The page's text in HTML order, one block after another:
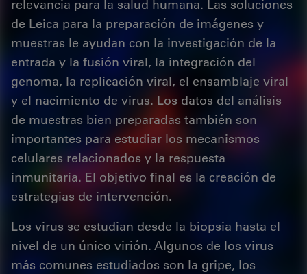
relevancia para la salud humana. Las soluciones
de Leica para la preparación de imágenes y
muestras le ayudan con la investigación de la
entrada y la fusión viral, la integración del
genoma, la replicación viral, el ensamblaje viral
y el nacimiento de virus. Los datos del análisis
de muestras bien preparadas también son
importantes para estudiar los mecanismos
celulares relacionados y la respuesta
inmunitaria. El objetivo final es la creación de
estrategias de intervención.
Los virus se estudian desde la biopsia hasta el
nivel de un único virión. Algunos de los virus
más comunes estudiados son la gripe, los